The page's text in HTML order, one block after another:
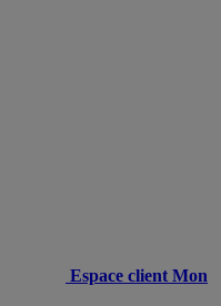
Espace client Mon